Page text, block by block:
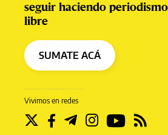
Vivimos en redes
seguir haciendo
libre
SUMATE ACÁ